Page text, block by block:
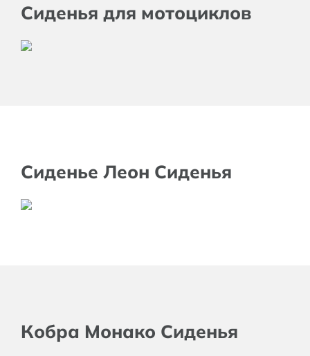
Сиденья для мотоциклов
Сиденье Леон Сиденья
Кобра Монако Сиденья